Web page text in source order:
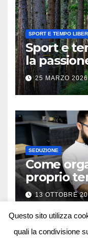
SPORT E TEMPO
Sport e
la
25 MARZO
SEDUZIONE
Come
proprio
lavora in
13 OTTOBRE
Questo sito utilizza
quali la condivisione